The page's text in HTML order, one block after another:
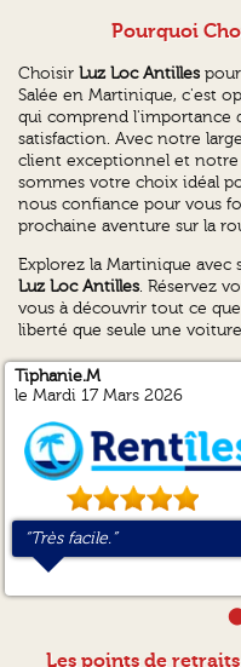
Pourquoi
ChoisirLuz Loc Antilles
Salée en Martinique, c'est
qui comprend l'importance
satisfaction. Avec notre
client exceptionnel et notre
sommes votre choix idéal
nous confiance pour vous
prochaine aventure sur la
Explorez la Martinique
Luz Loc Antilles. Réservez
vous à découvrir tout ce
liberté que seule une
Tiphanie.M
le Mardi 17 Mars 2026
“Très facile.”
GREGORY.M
“Parfait aussi simple, rapide
et efficace.”
Lenoir.N
“bon tarif et tres bon
service”
Les points de